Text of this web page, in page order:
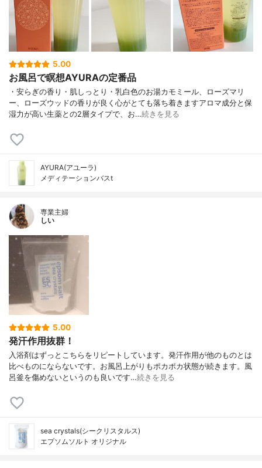
5.00
お風呂で瞑想AYURAの定番品
・安らぎの香り・肌しっとり・乳白色のお湯カモミール、ローズマリ
ー、ローズウッドの香りが良く心がとても落ち着きますアロマ成分と保
湿力が高い生薬との2層タイプで、お…続きを見る
AYURA(アユーラ)
メディテーションバスt
専業主婦
しい
5.00
発汗作用抜群！
入浴剤はずっとこちらをリピートしています。発汗作用が他のものとは
比べものにならないです。お風呂上がりもポカポカ状態が続きます。風
呂釜を傷めないというのも良いです…続きを見る
sea crystals(シークリスタルス)
エプソムソルト オリジナル